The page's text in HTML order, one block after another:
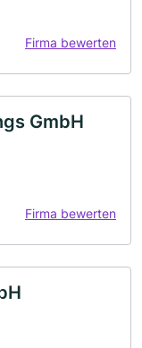
Firma bewerten
GmbH
Firma bewerten